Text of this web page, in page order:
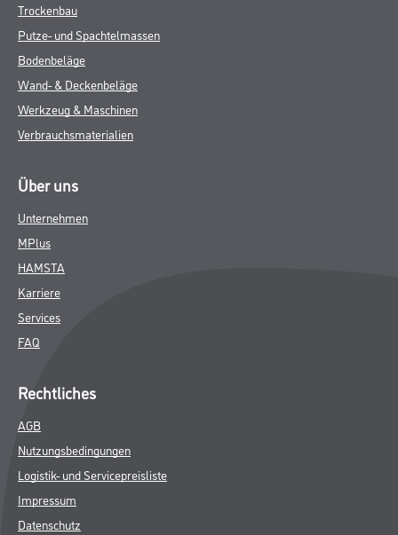
Trockenbau
Putze- und Spachtelmassen
Bodenbeläge
Wand- & Deckenbeläge
Werkzeug & Maschinen
Verbrauchsmaterialien
Über uns
Unternehmen
MPlus
HAMSTA
Karriere
Services
FAQ
Rechtliches
AGB
Nutzungsbedingungen
Logistik- und Servicepreisliste
Impressum
Datenschutz